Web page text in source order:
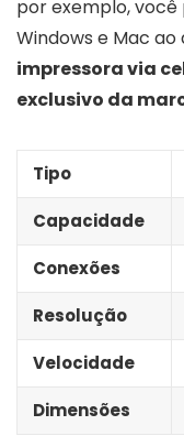
por exemplo,
Windows e Mac ao
impressora via
exclusivo da
Tipo
Capacidade
Conexões
Resolução
Velocidade
Dimensões